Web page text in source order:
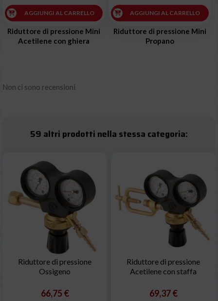
Riduttore di pressione Mini
Acetilene con ghiera
AGGIUNGI AL CARRELLO
Riduttore di pressione Mini
Propano
AGGIUNGI AL CARRELLO
Non ci sono recensioni
59 altri prodotti nella stessa categoria:
Riduttore di pressione
Ossigeno
66,75 €
Riduttore di pressione
Acetilene con staffa
69,37 €